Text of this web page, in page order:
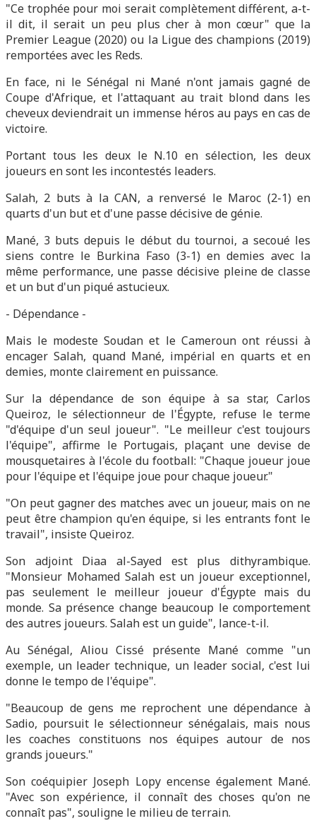
"Ce trophée pour moi serait complètement différent, a-t-
il dit, il serait un peu plus cher à mon cœur" que la
Premier League (2020) ou la Ligue des champions (2019)
remportées avec les Reds.
En face, ni le Sénégal ni Mané n'ont jamais gagné de
Coupe d'Afrique, et l'attaquant au trait blond dans les
cheveux deviendrait un immense héros au pays en cas de
victoire.
Portant tous les deux le N.10 en sélection, les deux
joueurs en sont les incontestés leaders.
Salah, 2 buts à la CAN, a renversé le Maroc (2-1) en
quarts d'un but et d'une passe décisive de génie.
Mané, 3 buts depuis le début du tournoi, a secoué les
siens contre le Burkina Faso (3-1) en demies avec la
même performance, une passe décisive pleine de classe
et un but d'un piqué astucieux.
- Dépendance -
Mais le modeste Soudan et le Cameroun ont réussi à
encager Salah, quand Mané, impérial en quarts et en
demies, monte clairement en puissance.
Sur la dépendance de son équipe à sa star, Carlos
Queiroz, le sélectionneur de l'Égypte, refuse le terme
"d'équipe d'un seul joueur". "Le meilleur c'est toujours
l'équipe", affirme le Portugais, plaçant une devise de
mousquetaires à l'école du football: "Chaque joueur joue
pour l'équipe et l'équipe joue pour chaque joueur."
"On peut gagner des matches avec un joueur, mais on ne
peut être champion qu'en équipe, si les entrants font le
travail", insiste Queiroz.
Son adjoint Diaa al-Sayed est plus dithyrambique.
"Monsieur Mohamed Salah est un joueur exceptionnel,
pas seulement le meilleur joueur d'Égypte mais du
monde. Sa présence change beaucoup le comportement
des autres joueurs. Salah est un guide", lance-t-il.
Au Sénégal, Aliou Cissé présente Mané comme "un
exemple, un leader technique, un leader social, c'est lui
donne le tempo de l'équipe".
"Beaucoup de gens me reprochent une dépendance à
Sadio, poursuit le sélectionneur sénégalais, mais nous
les coaches constituons nos équipes autour de nos
grands joueurs."
Son coéquipier Joseph Lopy encense également Mané.
"Avec son expérience, il connaît des choses qu'on ne
connaît pas", souligne le milieu de terrain.